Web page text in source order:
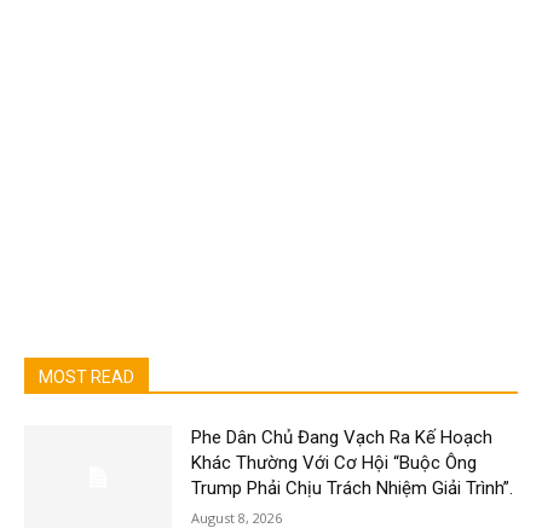
MOST READ
Phe Dân Chủ Đang Vạch Ra Kế Hoạch
Khác Thường Với Cơ Hội “Buộc Ông
Trump Phải Chịu Trách Nhiệm Giải Trình”.
August 8, 2026